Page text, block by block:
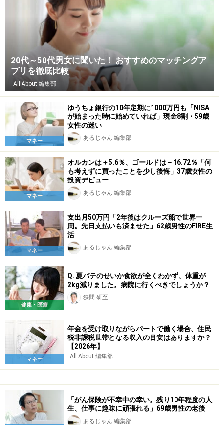
20代～50代男女に聞いた！ おすすめのマッチングア
プリを徹底比較
All About 編集部
マネー
ゆうちょ銀行の10年定期に1000万円も「NISA
が始まった時に始めていれば」現金8割・59歳
女性の迷い
あるじゃん 編集部
マネー
オルカンは＋5.6％、ゴールドは－16.72％「何
も考えずに買ったことを少し後悔」37歳女性の
投資デビュー
あるじゃん 編集部
マネー
支出月50万円「2年後はクルーズ船で世界一
周。先日支払いも済ませた」62歳男性のFIRE生
活
あるじゃん 編集部
健康・医療
Q. 夏バテのせいか食欲が全くわかず、体重が
2kg減りました。病院に行くべきでしょうか？
狭間 研至
マネー
年金を受け取りながらパートで働く場合、住民
税非課税世帯となる収入の目安はありますか？
【2026年】
All About 編集部
「がん保険が不幸中の幸い。残り10年程度の人
生、仕事に趣味に頑張れる」69歳男性の老後
あるじゃん 編集部